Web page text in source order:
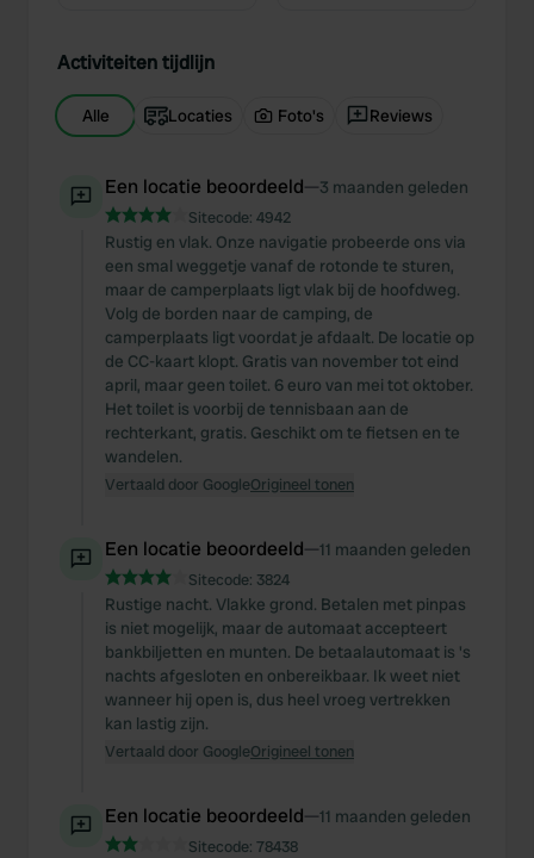
Activiteiten tijdlijn
Alle Locaties Foto's Reviews
Een locatie beoordeeld—3 maanden geleden
Sitecode: 4942
Rustig en vlak. Onze navigatie probeerde ons via
een smal weggetje vanaf de rotonde te sturen,
maar de camperplaats ligt vlak bij de hoofdweg.
Volg de borden naar de camping, de
camperplaats ligt voordat je afdaalt. De locatie op
de CC-kaart klopt. Gratis van november tot eind
april, maar geen toilet. 6 euro van mei tot oktober.
Het toilet is voorbij de tennisbaan aan de
rechterkant, gratis. Geschikt om te fietsen en te
wandelen.
Vertaald door GoogleOrigineel tonen
Een locatie beoordeeld—11 maanden geleden
Sitecode: 3824
Rustige nacht. Vlakke grond. Betalen met pinpas
is niet mogelijk, maar de automaat accepteert
bankbiljetten en munten. De betaalautomaat is 's
nachts afgesloten en onbereikbaar. Ik weet niet
wanneer hij open is, dus heel vroeg vertrekken
kan lastig zijn.
Vertaald door GoogleOrigineel tonen
Een locatie beoordeeld—11 maanden geleden
Sitecode: 78438